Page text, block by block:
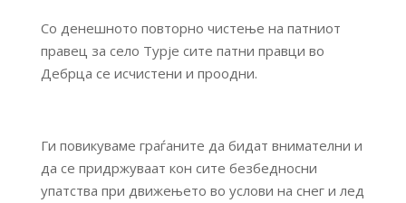
Со денешното повторно чистење на патниот
правец за село Турје сите патни правци во
Дебрца се исчистени и проодни.
Ги повикуваме граѓаните да бидат внимателни и
да се придржуваат кон сите безбедносни
упатства при движењето во услови на снег и лед